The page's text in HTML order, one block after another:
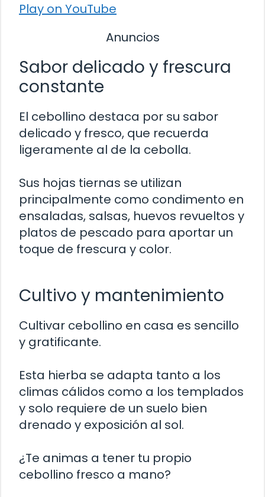
Play on YouTube
Anuncios
Sabor delicado y frescura
constante
El cebollino destaca por su sabor
delicado y fresco, que recuerda
ligeramente al de la cebolla.
Sus hojas tiernas se utilizan
principalmente como condimento en
ensaladas, salsas, huevos revueltos y
platos de pescado para aportar un
toque de frescura y color.
Cultivo y mantenimiento
Cultivar cebollino en casa es sencillo
y gratificante.
Esta hierba se adapta tanto a los
climas cálidos como a los templados
y solo requiere de un suelo bien
drenado y exposición al sol.
¿Te animas a tener tu propio
cebollino fresco a mano?